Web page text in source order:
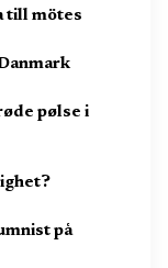
till mötes
pølse i
på